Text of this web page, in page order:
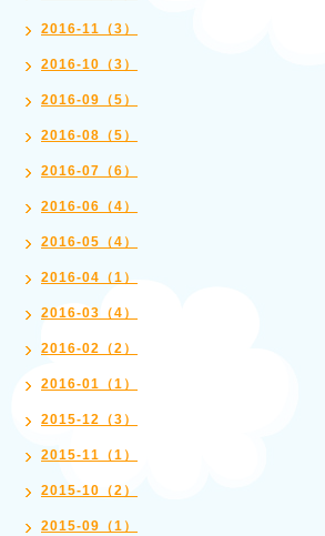
2016-11（3）
2016-10（3）
2016-09（5）
2016-08（5）
2016-07（6）
2016-06（4）
2016-05（4）
2016-04（1）
2016-03（4）
2016-02（2）
2016-01（1）
2015-12（3）
2015-11（1）
2015-10（2）
2015-09（1）